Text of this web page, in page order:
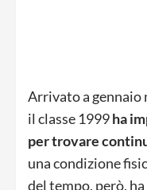
Arrivato a
il classe 1999ha
per trovare
una condizione
del tempo, però,